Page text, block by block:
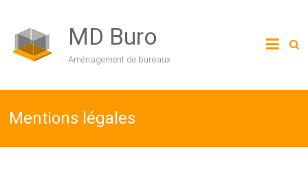
MD Buro
Aménagement de bureaux
Mentions légales